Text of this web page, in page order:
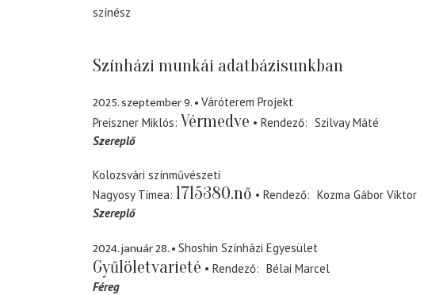
színész
Színházi munkái adatbázisunkban
2025. szeptember 9.
Váróterem Projekt
Preiszner Miklós Vérmedve Rendező
Szilvay Máté
Szereplő
Kolozsvári színművészeti
Nagyosy Tímea 1715380.nő Rendező
Kozma Gábor Viktor
Szereplő
2024. január 28. Shoshin Színházi Egyesület
Gyűlöletvarieté Rendező
Bélai Marcel
Féreg